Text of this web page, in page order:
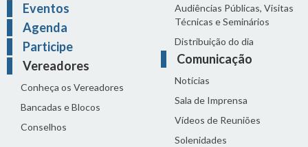
Eventos
Agenda
Participe
Vereadores
Conheça os Vereadores
Bancadas e Blocos
Conselhos
Audiências Públicas, Visitas
Técnicas e Seminários
Distribuição do dia
Comunicação
Notícias
Sala de Imprensa
Vídeos de Reuniões
Solenidades